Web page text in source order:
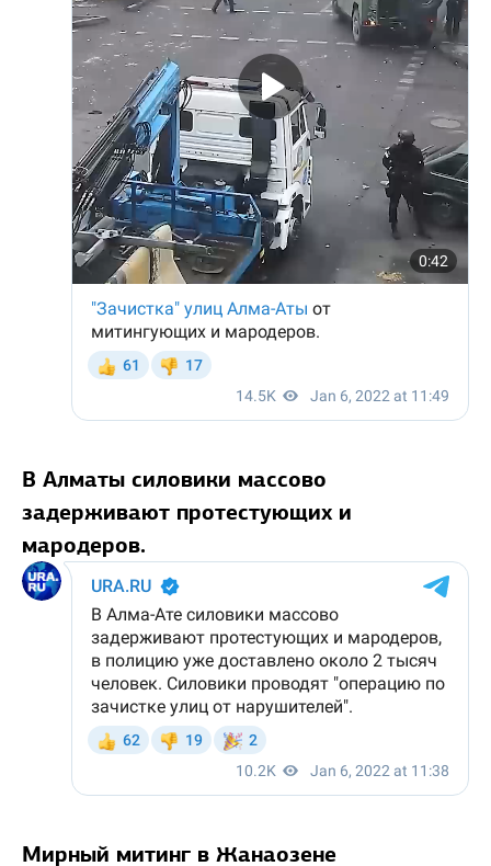
В Алматы силовики массово
задерживают протестующих и
мародеров.
Мирный митинг в Жанаозене